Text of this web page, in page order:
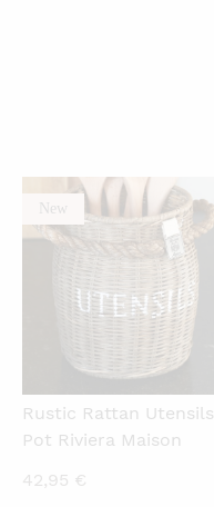
New
Rustic Rattan Utensils
Pot Riviera Maison
42,95 €